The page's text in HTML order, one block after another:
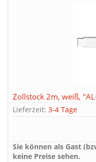
Zollstock 2m, weiß,
Lieferzeit: 3-4 Tage
Sie können als Gast
keine Preise sehen.